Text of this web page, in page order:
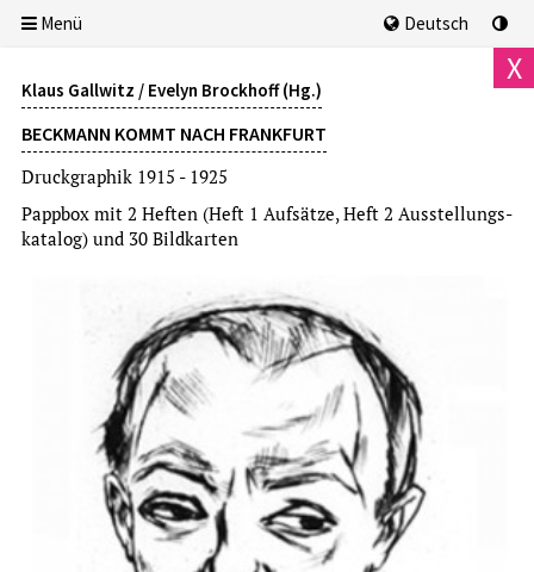
X
Klaus Gallwitz / Evelyn Brockhoff (Hg.)
BECKMANN KOMMT NACH FRANKFURT
Druckgraphik 1915 - 1925
Pappbox mit 2 Heften (Heft 1 Aufsätze, Heft 2 Ausstellungs­
katalog) und 30 Bildkarten
Menü Deutsch